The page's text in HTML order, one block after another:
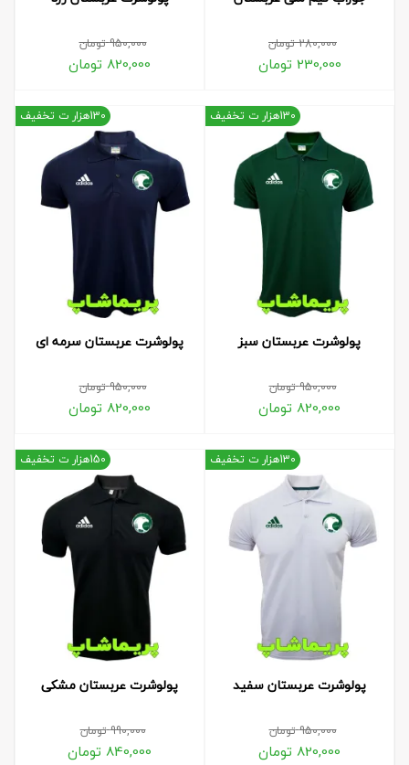
280,000تومان
230,000 تومان
950,000تومان
820,000 تومان
پولوشرت عربستان سبز
950,000تومان
820,000 تومان
130هزار ت تخفیف
پولوشرت عربستان سرمه ای
950,000تومان
820,000 تومان
130هزار ت تخفیف
پولوشرت عربستان سفید
950,000تومان
820,000 تومان
130هزار ت تخفیف
پولوشرت عربستان مشکی
990,000تومان
840,000 تومان
150هزار ت تخفیف